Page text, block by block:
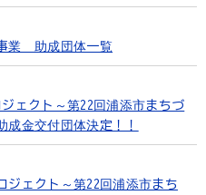
業 助成団体一覧
ェクト～第22回浦添市まちづ
金交付団体決定！！
ジェクト～第22回浦添市まち